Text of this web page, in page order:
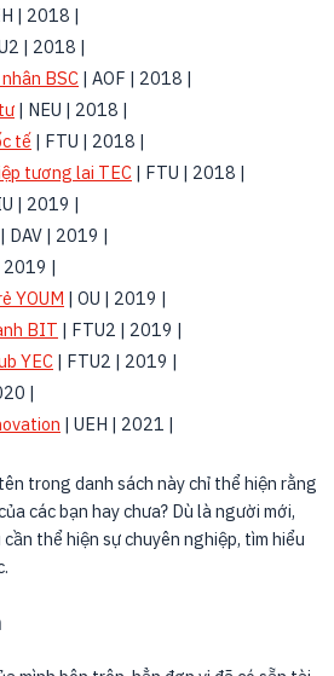
| 2018 |
| 2018 |
BSC | AOF | 2018 |
| NEU | 2018 |
tế | FTU | 2018 |
tương lai TEC | FTU | 2018 |
| 2019 |
| DAV | 2019 |
2019 |
YOUM | OU | 2019 |
BIT | FTU2 | 2019 |
YEC | FTU2 | 2019 |
|
| UEH | 2021 |
trong danh sách này chỉ thể hiện rằng
các bạn hay chưa? Dù là người mới,
thể hiện sự chuyên nghiệp, tìm hiểu